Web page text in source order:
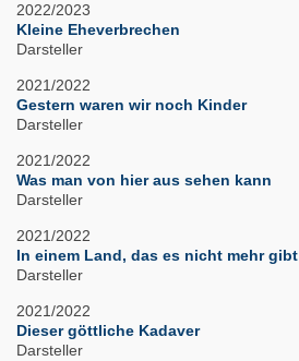
2022/2023
Kleine Eheverbrechen
Darsteller
2021/2022
Gestern waren wir noch Kinder
Darsteller
2021/2022
Was man von hier aus sehen kann
Darsteller
2021/2022
In einem Land, das es nicht mehr gibt
Darsteller
2021/2022
Dieser göttliche Kadaver
Darsteller